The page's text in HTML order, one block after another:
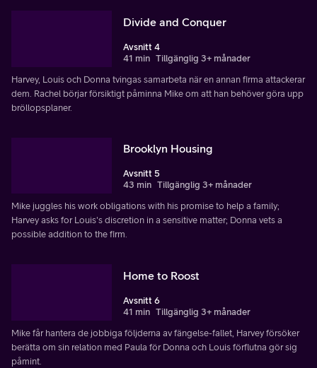
Divide and Conquer
Avsnitt 4
41 min Tillgänglig 3+ månader
Harvey, Louis och Donna tvingas samarbeta när en annan firma attackerar
dem. Rachel börjar försiktigt påminna Mike om att han behöver göra upp
bröllopsplaner.
Brooklyn Housing
Avsnitt 5
43 min Tillgänglig 3+ månader
Mike juggles his work obligations with his promise to help a family;
Harvey asks for Louis's discretion in a sensitive matter; Donna vets a
possible addition to the firm.
Home to Roost
Avsnitt 6
41 min Tillgänglig 3+ månader
Mike får hantera de jobbiga följderna av fängelse-fallet, Harvey försöker
berätta om sin relation med Paula för Donna och Louis förflutna gör sig
påmint.